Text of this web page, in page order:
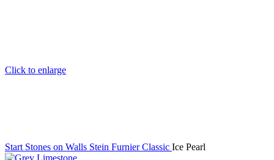
Click to enlarge
Start Stones on Walls Stein Furnier Classic Ice Pearl